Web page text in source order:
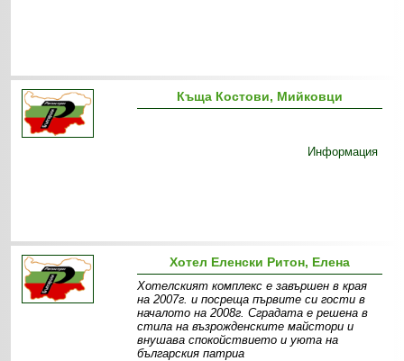
Къща Костови, Мийковци
Информация
Хотел Еленски Ритон, Елена
Хотелският комплекс е завършен в края
на 2007г. и посреща първите си гости в
началото на 2008г. Сградата е решена в
стила на възрожденските майстори и
внушава спокойствието и уюта на
българския патриа